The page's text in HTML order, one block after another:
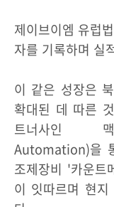
제이브이엠 유럽
자를 기록하며 실
이 같은 성장은
확대된 데 따른
트너사인 맥
Automation)을
조제장비 '카운트
이 잇따르며 현